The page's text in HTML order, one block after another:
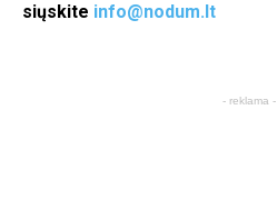
siųskite info@nodum.lt
- reklama -